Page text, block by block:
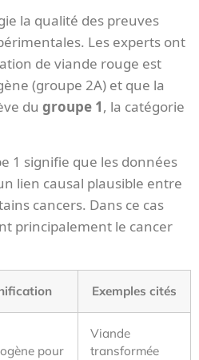
la qualité des preuves
Les experts ont
de viande rouge est
(groupe 2A) et que la
du groupe 1, la catégorie
1 signifie que les données
lien causal plausible entre
cancers. Dans ce cas
principalement le cancer
Exemples cités
pour
Viande
transformée